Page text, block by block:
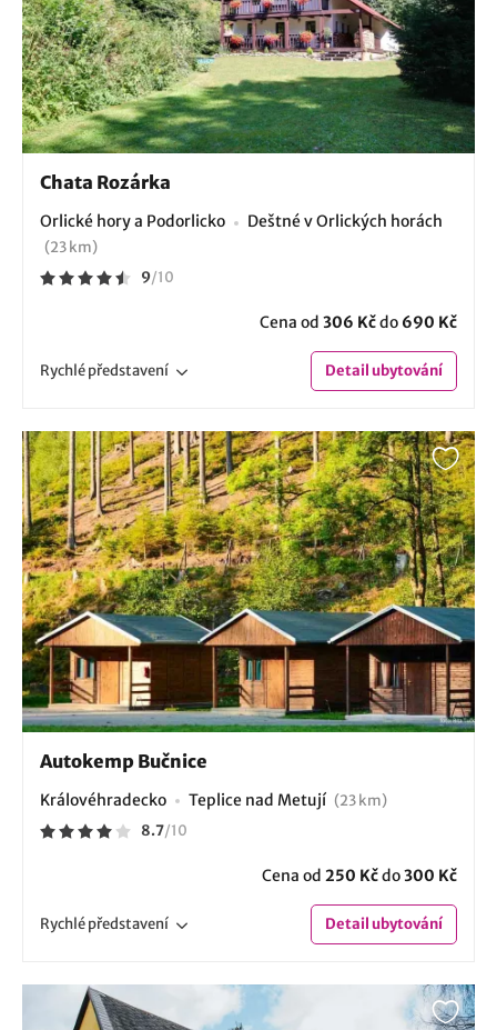
Chata Rozárka
Orlické hory a Podorlicko Deštné v Orlických horách
(23 km)
9/10
Cena od 306 Kčdo 690 Kč
Rychlépředstavení Detailubytování
Autokemp Bučnice
Královéhradecko Teplice nad Metují (23 km)
8.7/10
Cena od 250 Kčdo300 Kč
Rychlépředstavení Detailubytování